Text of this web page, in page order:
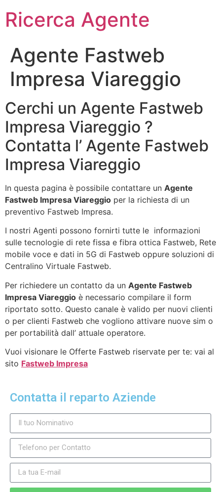
Ricerca Agente
Agente Fastweb
Impresa Viareggio
Cerchi un Agente Fastweb
Impresa Viareggio ?
Contatta l’ Agente Fastweb
Impresa Viareggio
In questa pagina è possibile contattare un Agente
Fastweb Impresa Viareggio per la richiesta di un
preventivo Fastweb Impresa.
I nostri Agenti possono fornirti tutte le informazioni
sulle tecnologie di rete fissa e fibra ottica Fastweb, Rete
mobile voce e dati in 5G di Fastweb oppure soluzioni di
Centralino Virtuale Fastweb.
Per richiedere un contatto da un Agente Fastweb
Impresa Viareggio è necessario compilare il form
riportato sotto. Questo canale è valido per nuovi clienti
o per clienti Fastweb che vogliono attivare nuove sim o
per portabilità dall’ attuale operatore.
Vuoi visionare le Offerte Fastweb riservate per te: vai al
sito Fastweb Impresa
Contatta il reparto Aziende